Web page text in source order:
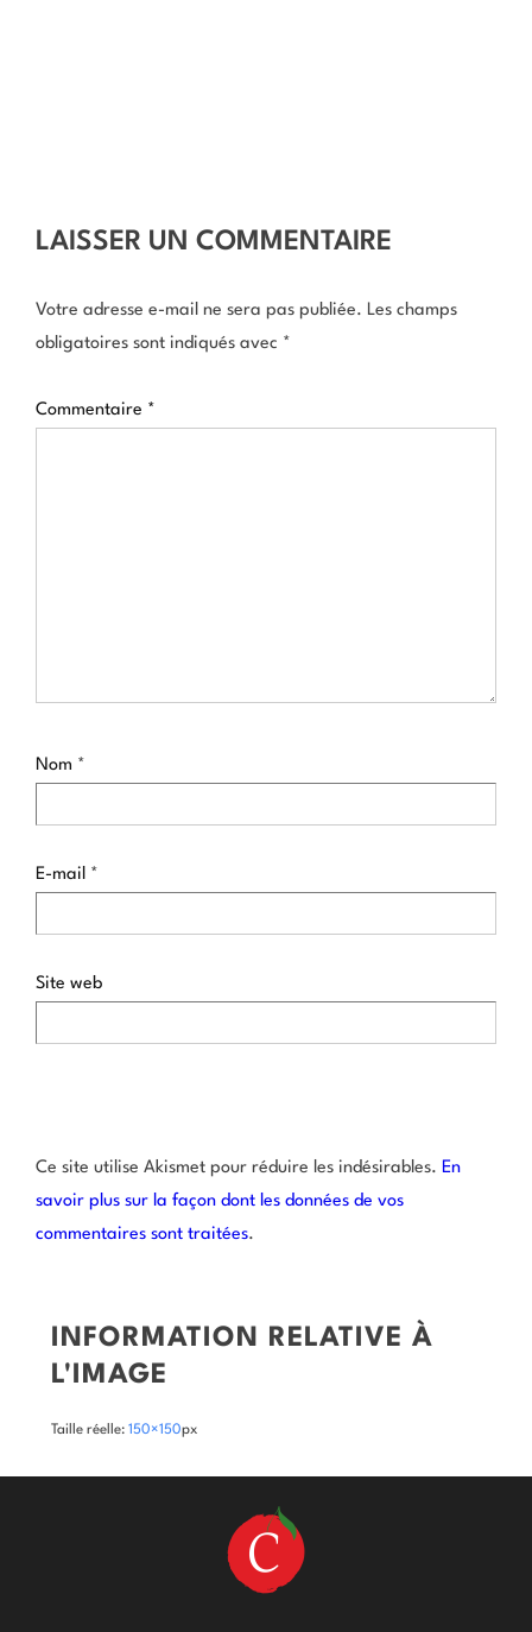
LAISSER UN COMMENTAIRE
Votre adresse e-mail ne sera pas publiée. Les champs
obligatoires sont indiqués avec *
Commentaire *
Nom *
E-mail *
Site web
Ce site utilise Akismet pour réduire les indésirables. En
savoir plus sur la façon dont les données de vos
commentaires sont traitées.
INFORMATION RELATIVE À
L'IMAGE
Taille réelle: 150×150px